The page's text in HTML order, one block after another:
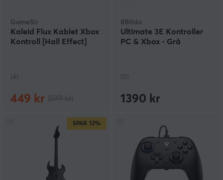
GameSir
Kaleid Flux Kablet Xbox
Kontroll [Hall Effect]
(4)
449 kr
8Bitdo
Ultimate 3E Kontroller
PC & Xbox - Grå
(0)
1390 kr
SPAR 12%